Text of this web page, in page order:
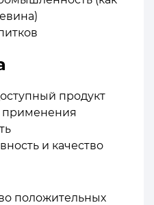
продукт
применения
и качество
положительных